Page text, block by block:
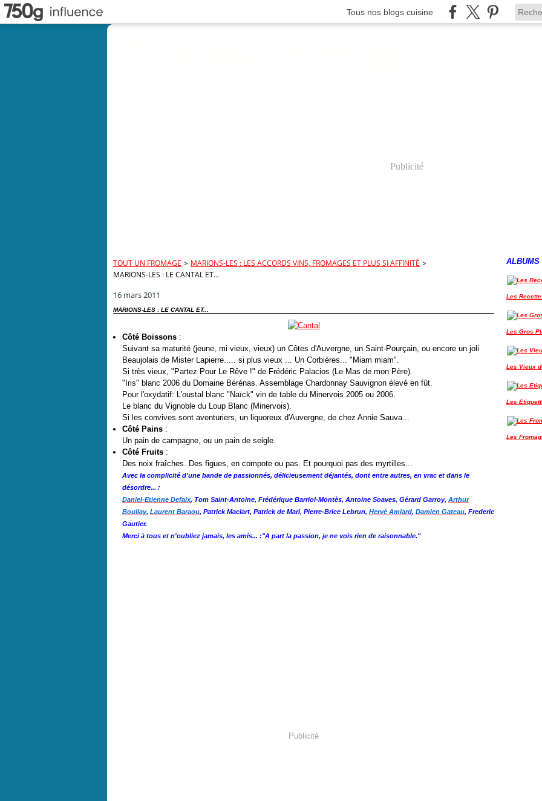
Tous nos blogs cuisine
Publicité
TOUT UN FROMAGE > MARIONS-LES : LES ACCORDS VINS, FROMAGES ET PLUS SI AFFINITÉ >
MARIONS-LES : LE CANTAL ET...
16 mars 2011
MARIONS-LES : LE CANTAL ET...
Côté Boissons :
Suivant sa maturité (jeune, mi vieux, vieux) un Côtes d'Auvergne, un Saint-Pourçain, ou encore un joli
Beaujolais de Mister Lapierre..... si plus vieux ... Un Corbières... "Miam miam".
Si très vieux, "Partez Pour Le Rêve !" de Frédéric Palacios (Le Mas de mon Père).
"Iris" blanc 2006 du Domaine Bérénas. Assemblage Chardonnay Sauvignon élevé en fût.
Pour l'oxydatif: L'oustal blanc "Naïck" vin de table du Minervois 2005 ou 2006.
Le blanc du Vignoble du Loup Blanc (Minervois).
Si les convives sont aventuriers, un liquoreux d'Auvergne, de chez Annie Sauva...
Côté Pains :
Un pain de campagne, ou un pain de seigle.
Côté Fruits :
Des noix fraîches. Des figues, en compote ou pas. Et pourquoi pas des myrtilles...
Avec la complicité d'une bande de passionnés, délicieusement déjantés, dont entre autres, en vrac et dans le
désordre... :
Daniel-Etienne Defaix, Tom Saint-Antoine, Frédérique Barriol-Montès, Antoine Soaves, Gérard Garroy, Arthur
Boullay, Laurent Baraou, Patrick Maclart, Patrick de Mari, Pierre-Brice Lebrun, Hervé Amiard, Damien Gateau, Frederic
Gautier.
Merci à tous et n'oubliez jamais, les amis... :"A part la passion, je ne vois rien de raisonnable."
Publicité
ALBUMS
Les
Les Gros
Les Vieux
Les
Les